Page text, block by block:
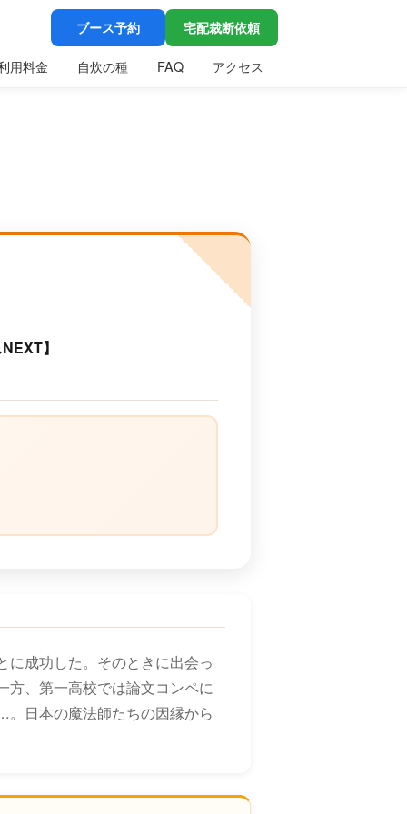
ブース予約 宅配裁断依頼
用料金 自炊の種 FAQ アクセス
】
に成功した。そのときに出会っ
方、第一高校では論文コンペに
日本の魔法師たちの因縁から